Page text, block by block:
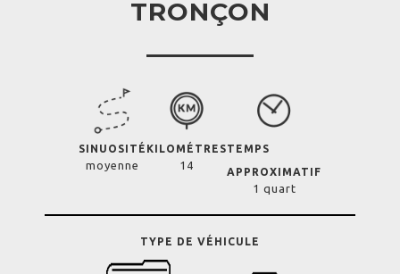
TRONÇON
SINUOSITÉ
moyenne
KILOMÉTRES
14
TEMPS
APPROXIMATIF
1 quart
TYPE DE VÉHICULE